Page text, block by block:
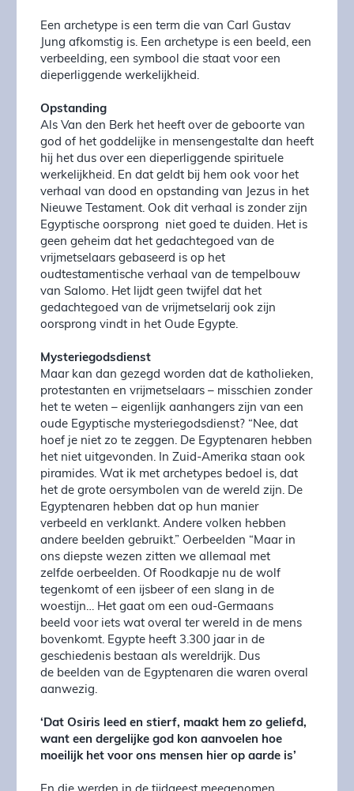
Een archetype is een term die van Carl Gustav
Jung afkomstig is. Een archetype is een beeld, een
verbeelding, een symbool die staat voor een
dieperliggende werkelijkheid.
Opstanding
Als Van den Berk het heeft over de geboorte van
god of het goddelijke in mensengestalte dan heeft
hij het dus over een dieperliggende spirituele
werkelijkheid. En dat geldt bij hem ook voor het
verhaal van dood en opstanding van Jezus in het
Nieuwe Testament. Ook dit verhaal is zonder zijn
Egyptische oorsprong niet goed te duiden. Het is
geen geheim dat het gedachtegoed van de
vrijmetselaars gebaseerd is op het
oudtestamentische verhaal van de tempelbouw
van Salomo. Het lijdt geen twijfel dat het
gedachtegoed van de vrijmetselarij ook zijn
oorsprong vindt in het Oude Egypte.
Mysteriegodsdienst
Maar kan dan gezegd worden dat de katholieken,
protestanten en vrijmetselaars – misschien zonder
het te weten – eigenlijk aanhangers zijn van een
oude Egyptische mysteriegodsdienst? “Nee, dat
hoef je niet zo te zeggen. De Egyptenaren hebben
het niet uitgevonden. In Zuid-Amerika staan ook
piramides. Wat ik met archetypes bedoel is, dat
het de grote oersymbolen van de wereld zijn. De
Egyptenaren hebben dat op hun manier
verbeeld en verklankt. Andere volken hebben
andere beelden gebruikt.” Oerbeelden “Maar in
ons diepste wezen zitten we allemaal met
zelfde oerbeelden. Of Roodkapje nu de wolf
tegenkomt of een ijsbeer of een slang in de
woestijn… Het gaat om een oud-Germaans
beeld voor iets wat overal ter wereld in de mens
bovenkomt. Egypte heeft 3.300 jaar in de
geschiedenis bestaan als wereldrijk. Dus
de beelden van de Egyptenaren die waren overal
aanwezig.
‘Dat Osiris leed en stierf, maakt hem zo geliefd,
want een dergelijke god kon aanvoelen hoe
moeilijk het voor ons mensen hier op aarde is’